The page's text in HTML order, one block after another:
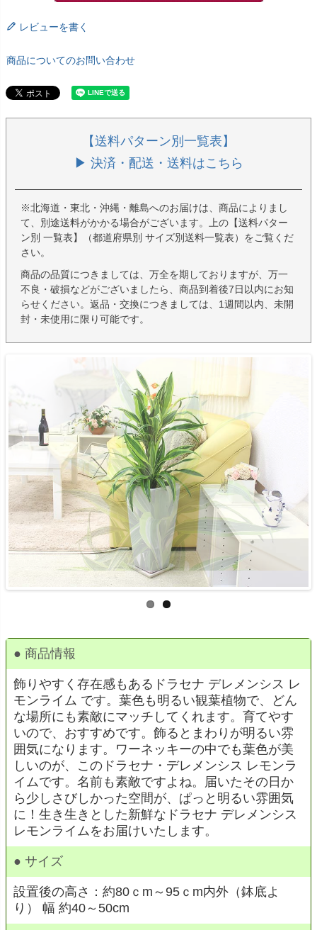
レビューを書く
商品についてのお問い合わせ
【送料パターン別一覧表】
▶ 決済・配送・送料はこちら
※北海道・東北・沖縄・離島へのお届けは、商品によりまし
て、別途送料がかかる場合がございます。上の【送料パター
ン別 一覧表】（都道府県別 サイズ別送料一覧表）をご覧くだ
さい。
商品の品質につきましては、万全を期しておりますが、万一
不良・破損などがございましたら、商品到着後7日以内にお知
らせください。返品・交換につきましては、1週間以内、未開
封・未使用に限り可能です。
● 商品情報
飾りやすく存在感もあるドラセナ デレメンシス レ
モンライム です。葉色も明るい観葉植物で、どん
な場所にも素敵にマッチしてくれます。育てやす
いので、おすすめです。飾るとまわりが明るい雰
囲気になります。ワーネッキーの中でも葉色が美
しいのが、このドラセナ・デレメンシス レモンラ
イムです。名前も素敵ですよね。届いたその日か
ら少しさびしかった空間が、ぱっと明るい雰囲気
に！生き生きとした新鮮なドラセナ デレメンシス
レモンライムをお届けいたします。
● サイズ
設置後の高さ：約80ｃm～95ｃm内外（鉢底よ
り） 幅 約40～50cm